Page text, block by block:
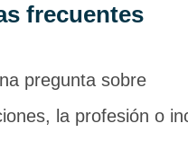
frecuentes
pregunta sobre
la profesión o